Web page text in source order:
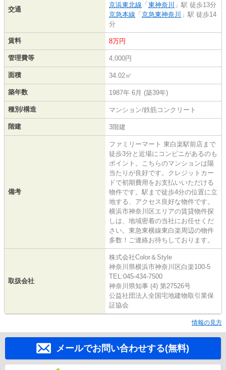
交通
京浜東北線 「 東神奈川 」駅 徒歩13分
京急本線 「 京急東神奈川 」駅 徒歩14
分
賃料 8万円
管理費等 4,000円
面積 34.02㎡
築年数 1987年 6月 (築39年)
種別/構造 マンション/鉄筋コンクリート
階建 3階建
備考
ファミリーマート 東白楽駅前店まで
徒歩3分と近場にコンビニがあるのも
ポイント。こちらのマンションは陽
当たりが良好です。クレジットカー
ドで初期費用をお支払いいただける
物件です。駅まで徒歩4分の位置に立
地する、アクセス良好な物件です。
横浜市神奈川区エリアの賃貸物件探
しは、地域密着の当社にお任せくだ
さい。東急東横線東白楽周辺の物件
多数！ご連絡お待ちしております。
取扱会社
株式会社Color＆Style
神奈川県横浜市神奈川区白楽100-5
TEL:045-434-7500
神奈川県知事 (4) 第27526号
公益社団法人全国宅地建物取引業保
証協会
情報の見方
メールでお問い合わせする(無料)